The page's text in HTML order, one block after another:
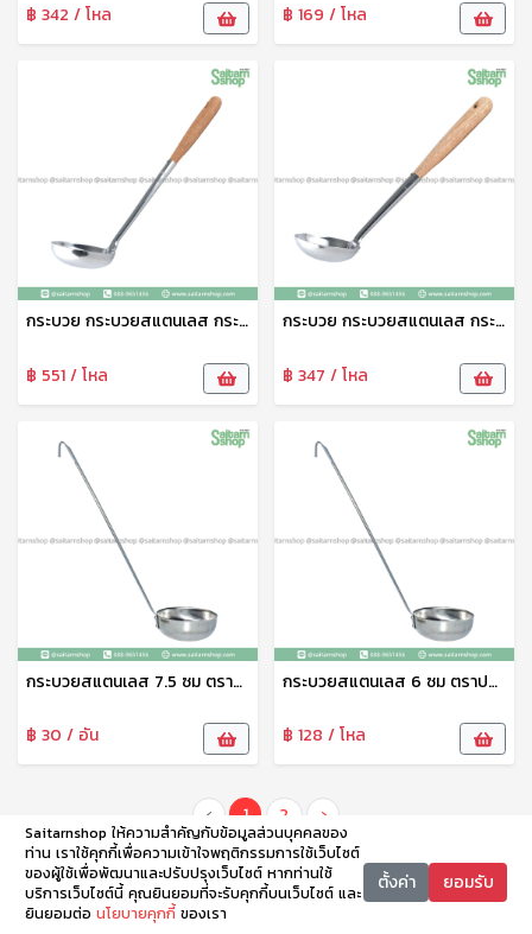
฿ 342 / โหล ฿ 169 / โหล
กระบวย กระบวยสแตนเลส กระบวยตักน้ำซุป กระบวยด้ามไม้ยาว 4 นิ้ว 101-4 ตราปลาคู่
฿ 551 / โหล
กระบวย กระบวยสแตนเลส กระบวยตักน้ำซุป กระบวยด้ามไม้ยาว 3 นิ้ว 101-3 ตราปลาคู่
฿ 347 / โหล
กระบวยสแตนเลส 7.5 ซม ตราปลาคู่ กระบวยสุกี้ กระบวยจิ้มจุ่ม กระบวย กระบวยซุป สแตนเลสเนื้อดี ไม่เป็นสนิม No.004
฿ 30 / อัน
กระบวยสแตนเลส 6 ซม ตราปลาคู่ กระบวยสุกี้ กระบวยจิ้มจุ่ม กระบวย กระบวยซุป สแตนเลสเนื้อดี ไม่เป็นสนิม No.003
฿ 128 / โหล
‹ 1 2 ›
Saitarnshop ให้ความสำคัญกับข้อมูลส่วนบุคคลของ
ท่าน เราใช้คุกกี้เพื่อความเข้าใจพฤติกรรมการใช้เว็บไซต์
ของผู้ใช้เพื่อพัฒนาและปรับปรุงเว็บไซต์ หากท่านใช้
บริการเว็บไซต์นี้ คุณยินยอมที่จะรับคุกกี้บนเว็บไซต์ และ
ยินยอมต่อ นโยบายคุกกี้ ของเรา
ตั้งค่า ยอมรับ